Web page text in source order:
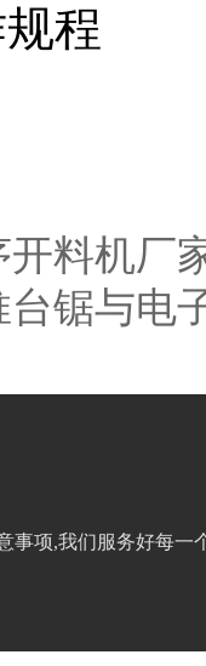
程
开料机厂
台锯与电
事项,我们服务好每一